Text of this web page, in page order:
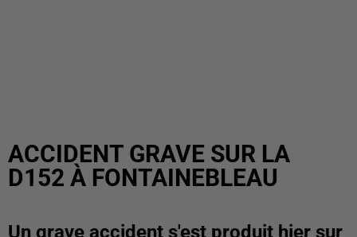
ACCIDENT GRAVE SUR LA
D152 À FONTAINEBLEAU
Un grave accident s'est produit hier sur